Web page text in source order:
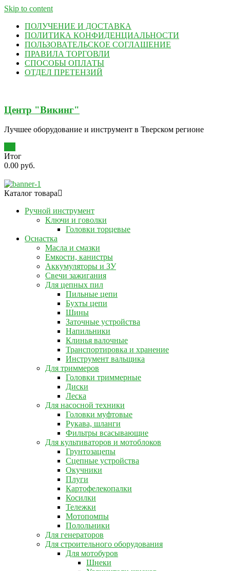
Skip to content
ПОЛУЧЕНИЕ И ДОСТАВКА
ПОЛИТИКА КОНФИДЕНЦИАЛЬНОСТИ
ПОЛЬЗОВАТЕЛЬСКОЕ СОГЛАШЕНИЕ
ПРАВИЛА ТОРГОВЛИ
СПОСОБЫ ОПЛАТЫ
ОТДЕЛ ПРЕТЕНЗИЙ
Центр "Викинг"
Лучшее оборудование и инструмент в Тверском регионе
Итог
0.00 руб.
Каталог товара
Ручной инструмент
Ключи и говолки
Головки торцевые
Оснастка
Масла и смазки
Емкости, канистры
Аккумуляторы и ЗУ
Свечи зажигания
Для цепных пил
Пильные цепи
Бухты цепи
Шины
Заточные устройства
Напильники
Клинья валочные
Транспортировка и хранение
Инструмент вальщика
Для триммеров
Головки триммерные
Диски
Леска
Для насосной техники
Головки муфтовые
Рукава, шланги
Фильтры всасывающие
Для культиваторов и мотоблоков
Грунтозацепы
Сцепные устройства
Окучники
Плуги
Картофелекопалки
Косилки
Тележки
Мотопомпы
Полольники
Для генераторов
Для строительного оборудования
Для мотобуров
Шнеки